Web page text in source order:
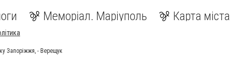
Меморіал. Маріуполь Карта міста
Запоріжжя, - Верещук